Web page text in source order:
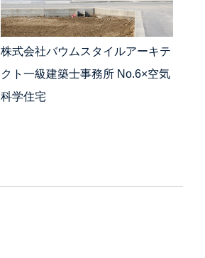
株式会社バウムスタイルアーキテ
クト一級建築士事務所 No.6×空気
科学住宅